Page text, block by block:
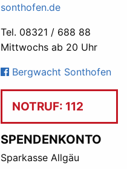
sonthofen.de
Tel. 08321 / 688 88
Mittwochs ab 20 Uhr
Bergwacht Sonthofen
NOTRUF: 112
SPENDENKONTO
Sparkasse Allgäu